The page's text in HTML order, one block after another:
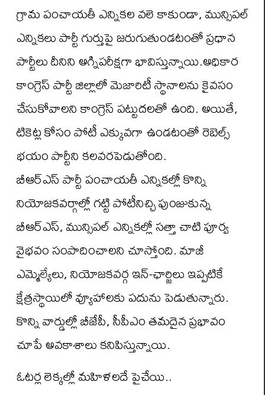
గ్రామ పంచాయతీ ఎన్నికల వలె కాకుండా, మున్సిపల్
ఎన్నికలు పార్టీ గుర్తుపై జరుగుతుండటంతో ప్రధాన
పార్టీలు దీనిని అగ్నిపరీక్షగా భావిస్తున్నాయి.అధికార
కాంగ్రెస్ పార్టీ జిల్లాలో మెజారిటీ స్థానాలను కైవసం
చేసుకోవాలని కాంగ్రెస్ పట్టుదలతో ఉంది. అయితే,
టికెట్ల కోసం పోటీ ఎక్కువగా ఉండటంతో రెబెల్స్
భయం పార్టీని కలవరపెడుతోంది.
బీఆర్ఎస్ పార్టీ పంచాయతీ ఎన్నికల్లో కొన్ని
నియోజకవర్గాల్లో గట్టి పోటీనిచ్చి పుంజుకున్న
బీఆర్ఎస్, మున్సిపల్ ఎన్నికల్లో సత్తా చాటి పూర్వ
వైభవం సంపాదించాలని చూస్తోంది. మాజీ
ఎమ్మెల్యేలు, నియోజకవర్గ ఇన్-ఛార్జిలు ఇప్పటికే
క్షేత్రస్థాయిలో వ్యూహాలకు పదును పెడుతున్నారు.
కొన్ని వార్డుల్లో బీజేపీ, సీపీఎం తమదైన ప్రభావం
చూపే అవకాశాలు కనిపిస్తున్నాయి.
ఓటర్ల లెక్కల్లో మహిళలదే పైచేయి..